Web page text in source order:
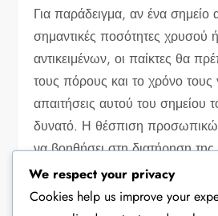
Για παράδειγμα, αν ένα σημείο
σημαντικές ποσότητες χρυσού
αντικειμένων, οι παίκτες θα
τους πόρους και το χρόνο τους
απαιτήσεις αυτού του σημείου
δυνατό. Η θέσπιση
να βοηθήσει στη διατήρηση της
διασφαλίσει ότι η πρόοδος
Επιπλέον, οι παίκτες μπορούν
We respect your privacy
Cookies help us improve your